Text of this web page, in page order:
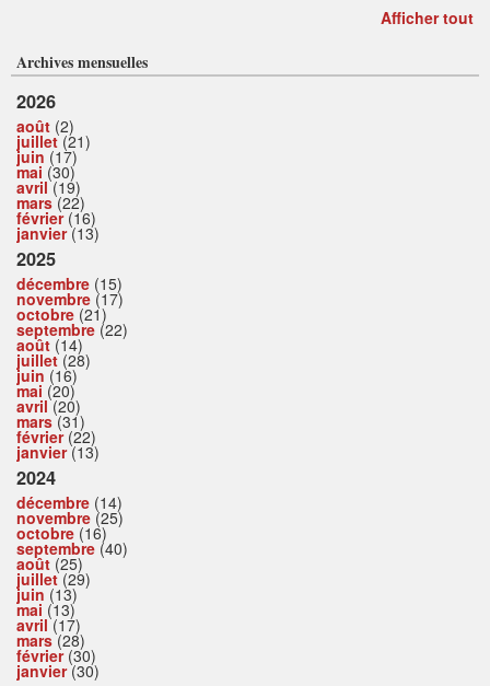
Afficher tout
Archives mensuelles
2026
août (2)
juillet(21)
juin (17)
mai (30)
avril(19)
mars(22)
février(16)
janvier(13)
2025
décembre (15)
novembre (17)
octobre (21)
septembre (22)
août (14)
juillet(28)
juin (16)
mai (20)
avril(20)
mars(31)
février(22)
janvier(13)
2024
décembre (14)
novembre (25)
octobre (16)
septembre (40)
août (25)
juillet(29)
juin (13)
mai (13)
avril(17)
mars(28)
février(30)
janvier(30)